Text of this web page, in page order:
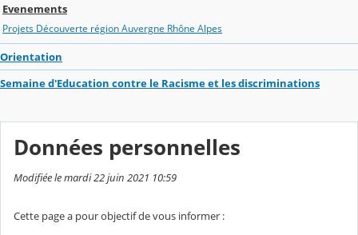
Evenements
Projets Découverte région Auvergne Rhône Alpes
Orientation
Semaine d'Education contre le Racisme et les discriminations
Données personnelles
Modifiée le mardi 22 juin 2021 10:59
Cette page a pour objectif de vous informer :